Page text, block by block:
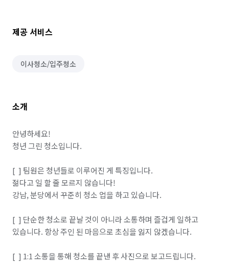
제공 서비스
이사청소/입주청소
소개
안녕하세요!
청년 그린 청소입니다.
[  ] 팀원은 청년들로 이루어진 게 특징입니다.
젊다고 일 할 줄 모르지 않습니다!
강남, 분당에서 꾸준히 청소 업을 하고 있습니다.
[  ] 단순한 청소로 끝날 것이 아니라 소통하며 즐겁게 일하고
있습니다. 항상 주인 된 마음으로 초심을 잃지 않겠습니다.
[  ] 1:1 소통을 통해 청소를 끝낸 후 사진으로 보고드립니다.